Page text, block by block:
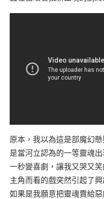
原本，我以為這是部魔幻
是當河立認為的一等靈魂
一秒變喜劇，讓我又哭又
主角而看的戲突然引起了
如果是我願意把靈魂賣給